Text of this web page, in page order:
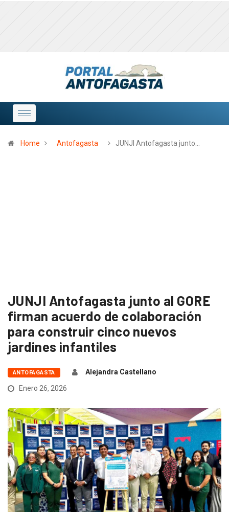
Home Antofagasta JUNJI Antofagasta junto…
JUNJI Antofagasta junto al GORE
firman acuerdo de colaboración
para construir cinco nuevos
jardines infantiles
ANTOFAGASTA
Alejandra Castellano
Enero 26, 2026